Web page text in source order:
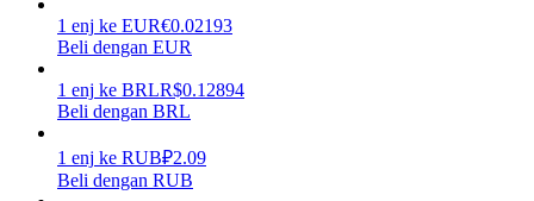
Menghasilkan
1 enj ke EUR€0.02193
Beli dengan EUR
1 enj ke BRLR$0.12894
Beli dengan BRL
1 enj ke RUB₽2.09
Beli dengan RUB